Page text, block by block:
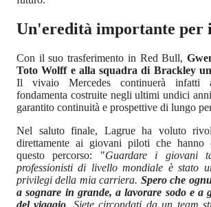
Un'eredità importante per
Con il suo trasferimento in Red Bull,
Toto Wolff e alla squadra di Brackley
Il vivaio Mercedes continuerà infatti
fondamenta costruite negli ultimi undici
garantito continuità e prospettive di lungo
Nel saluto finale, Lagrue ha voluto
direttamente ai giovani piloti che hanno
questo percorso: "Guardare i giovani
professionisti di livello mondiale è stato
privilegi della mia carriera. Spero che
a sognare in grande, a lavorare sodo e a
del viaggio. Siete circondati da un team